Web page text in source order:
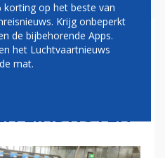
SCHIPHOL,
EINDHOVEN
korting op het beste van
Krijg onbeperkt
de bijbehorende Apps.
het Luchtvaartnieuws
mat.